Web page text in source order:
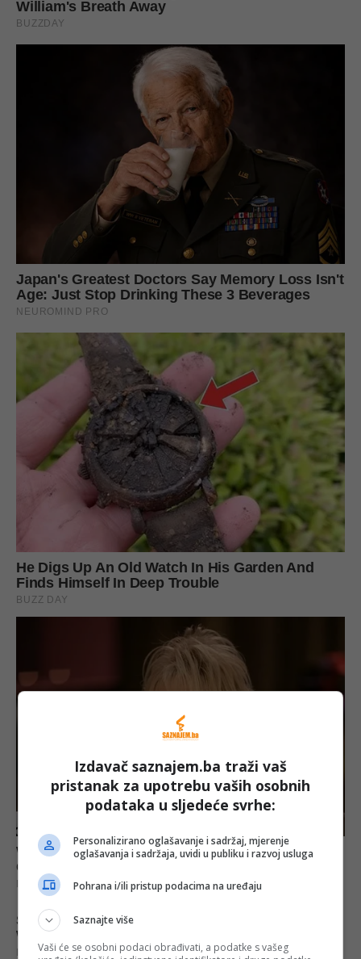
Izdavač saznajem.ba traži vaš
pristanak za upotrebu vaših osobnih
podataka u sljedeće svrhe:
Personalizirano oglašavanje i sadržaj, mjerenje
oglašavanja i sadržaja, uvidi u publiku i razvoj usluga
Pohrana i/ili pristup podacima na uređaju
Saznajte više
Vaši će se osobni podaci obrađivati, a podatke s vašeg